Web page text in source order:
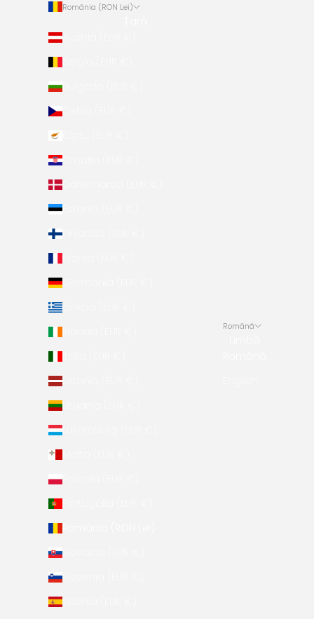
România (RON Lei)
Austria (EUR €)
Belgia (EUR €)
Bulgaria (EUR €)
Cehia (EUR €)
Croația (EUR €)
Danemarca (EUR €)
Estonia (EUR €)
Finlanda (EUR €)
Franța (EUR €)
Germania (EUR €)
Grecia (EUR €)
Irlanda (EUR €)
Italia (EUR €)
Letonia (EUR €)
Lituania (EUR €)
Luxemburg (EUR €)
Malta (EUR €)
Polonia (EUR €)
Portugalia (EUR €)
România (RON Lei)
Slovacia (EUR €)
Slovenia (EUR €)
Spania (EUR €)
Română